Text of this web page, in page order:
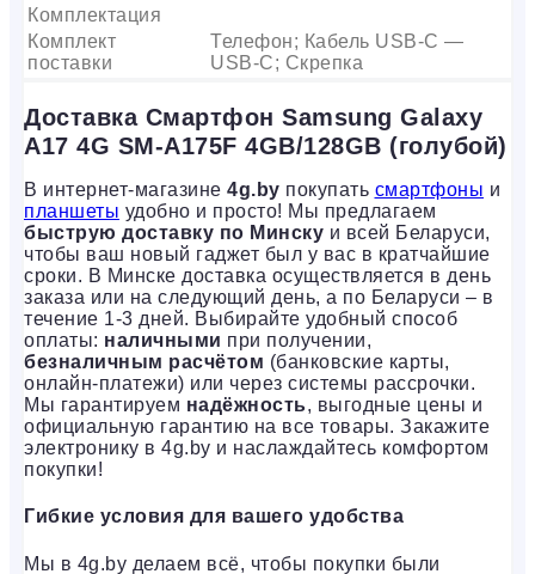
Комплектация
Комплект
поставки
Телефон; Кабель USB-C —
USB-C; Скрепка
Доставка Смартфон Samsung Galaxy
A17 4G SM-A175F 4GB/128GB (голубой)
В интернет-магазине 4g.by покупать смартфоны и
планшеты удобно и просто! Мы предлагаем
быструю доставку по Минску и всей Беларуси,
чтобы ваш новый гаджет был у вас в кратчайшие
сроки. В Минске доставка осуществляется в день
заказа или на следующий день, а по Беларуси – в
течение 1-3 дней. Выбирайте удобный способ
оплаты: наличными при получении,
безналичным расчётом (банковские карты,
онлайн-платежи) или через системы рассрочки.
Мы гарантируем надёжность, выгодные цены и
официальную гарантию на все товары. Закажите
электронику в 4g.by и наслаждайтесь комфортом
покупки!
Гибкие условия для вашего удобства
Мы в 4g.by делаем всё, чтобы покупки были